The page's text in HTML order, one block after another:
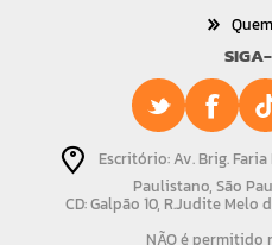
Escritório: Av. Brig.
Paulistano, São
CD: Galpão 10, R.Judite Melo
NÃO é